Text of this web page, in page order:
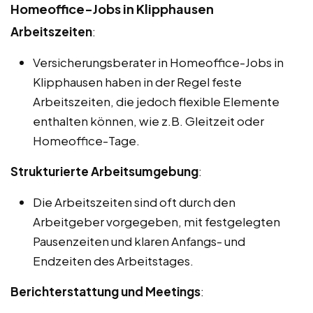
Homeoffice-Jobs in Klipphausen
Arbeitszeiten:
Versicherungsberater in Homeoffice-Jobs in
Klipphausen haben in der Regel feste
Arbeitszeiten, die jedoch flexible Elemente
enthalten können, wie z.B. Gleitzeit oder
Homeoffice-Tage.
Strukturierte Arbeitsumgebung:
Die Arbeitszeiten sind oft durch den
Arbeitgeber vorgegeben, mit festgelegten
Pausenzeiten und klaren Anfangs- und
Endzeiten des Arbeitstages.
Berichterstattung und Meetings: